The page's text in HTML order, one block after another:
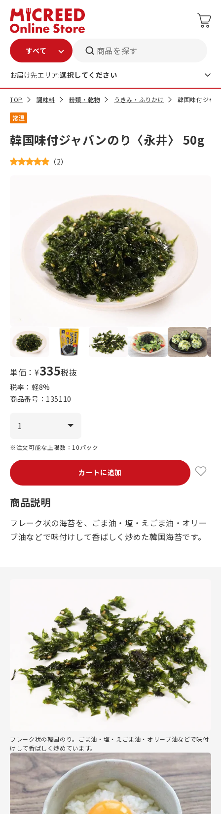
商品を探す
お届け先エリア:選択してください
TOP 調味料 粉類・乾物 うきみ・ふりかけ 韓国味付ジャ
常温
韓国味付ジャバンのり〈永井〉 50g
（2）
単価：¥335税抜
税率：軽8%
商品番号： 135110
※注文可能な上限数：10パック
カートに追加
商品説明
フレーク状の海苔を、ごま油・塩・えごま油・オリー
ブ油などで味付けして香ばしく炒めた韓国海苔です。
フレーク状の韓国のり。ごま油・塩・えごま油・オリーブ油などで味付
けして香ばしく炒めています。